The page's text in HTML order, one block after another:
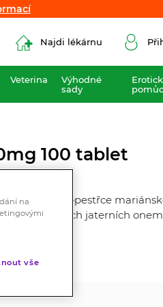
Najdi lékárnu
Veterina
Výhodné
sady
100 tablet
z plodů ostropestřce
zánětlivých jaterních
na
vše